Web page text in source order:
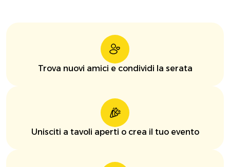
Trova nuovi amici e condividi la serata
Unisciti a tavoli aperti o crea il tuo evento